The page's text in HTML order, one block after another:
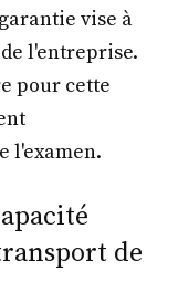
vise à
l'entreprise.
pour cette
l'examen.
de